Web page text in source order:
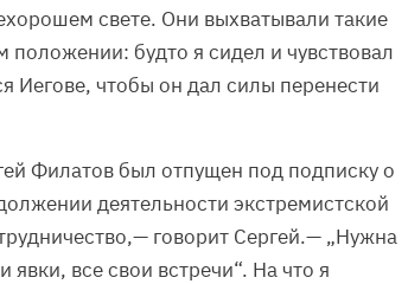
свете. Они выхватывали такие
будто я сидел и чувствовал
Иегове, чтобы он дал силы перенести
Филатов был отпущен под подписку о
деятельности экстремистской
говорит Сергей.— „Нужна
все свои встречи“. На что я